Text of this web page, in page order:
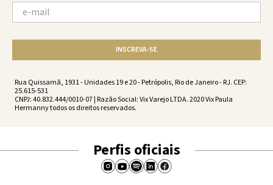
INSCREVA-SE
Rua Quissamã, 1931 - Unidades 19 e 20 - Petrópolis, Rio de Janeiro - RJ. CEP:
25.615-531
CNPJ: 40.832.444/0010-07 | Razão Social: Vix Varejo LTDA. 2020 Vix Paula
Hermanny todos os direitos reservados.
Perfis oficiais